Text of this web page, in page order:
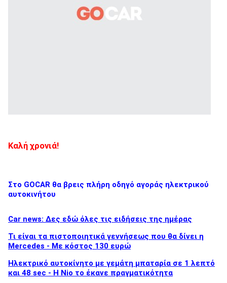
Καλή χρονιά!
Στο GOCAR θα βρεις πλήρη οδηγό αγοράς ηλεκτρικού
αυτοκινήτου
Car news: Δες εδώ όλες τις ειδήσεις της ημέρας
Τι είναι τα πιστοποιητικά γεννήσεως που θα δίνει η
Mercedes - Με κόστος 130 ευρώ
Ηλεκτρικό αυτοκίνητο με γεμάτη μπαταρία σε 1 λεπτό
και 48 sec - Η Nio το έκανε πραγματικότητα